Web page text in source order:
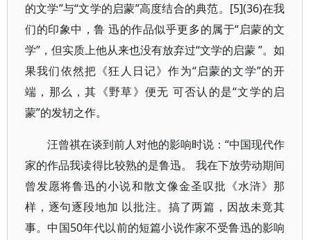
的文学”与“文学的启蒙”高度结合的典范。[5](36)在我
们的印象中，鲁 迅的作品似乎更多的属于“启蒙的文
学”，但实质上他从来也没有放弃过“文学的启蒙 ”。如
果我们依然把《狂人日记》作为“启蒙的文学”的开
端，那么，其《野草》便无 可否认的是“文学的启
蒙”的发轫之作。
汪曾祺在谈到前人对他的影响时说：“中国现代作
家的作品我读得比较熟的是鲁迅。 我在下放劳动期间
曾发愿将鲁迅的小说和散文像金圣叹批《水浒》那
样，逐句逐段地加 以批注。搞了两篇，因故未竟其
事。中国50年代以前的短篇小说作家不受鲁迅的影响